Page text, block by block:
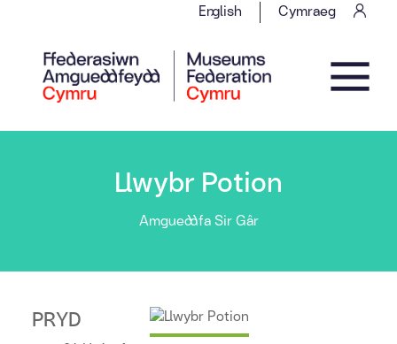
English Cymraeg
Main Navigation
Llwybr Potion
Amgueddfa Sir Gâr
PRYD